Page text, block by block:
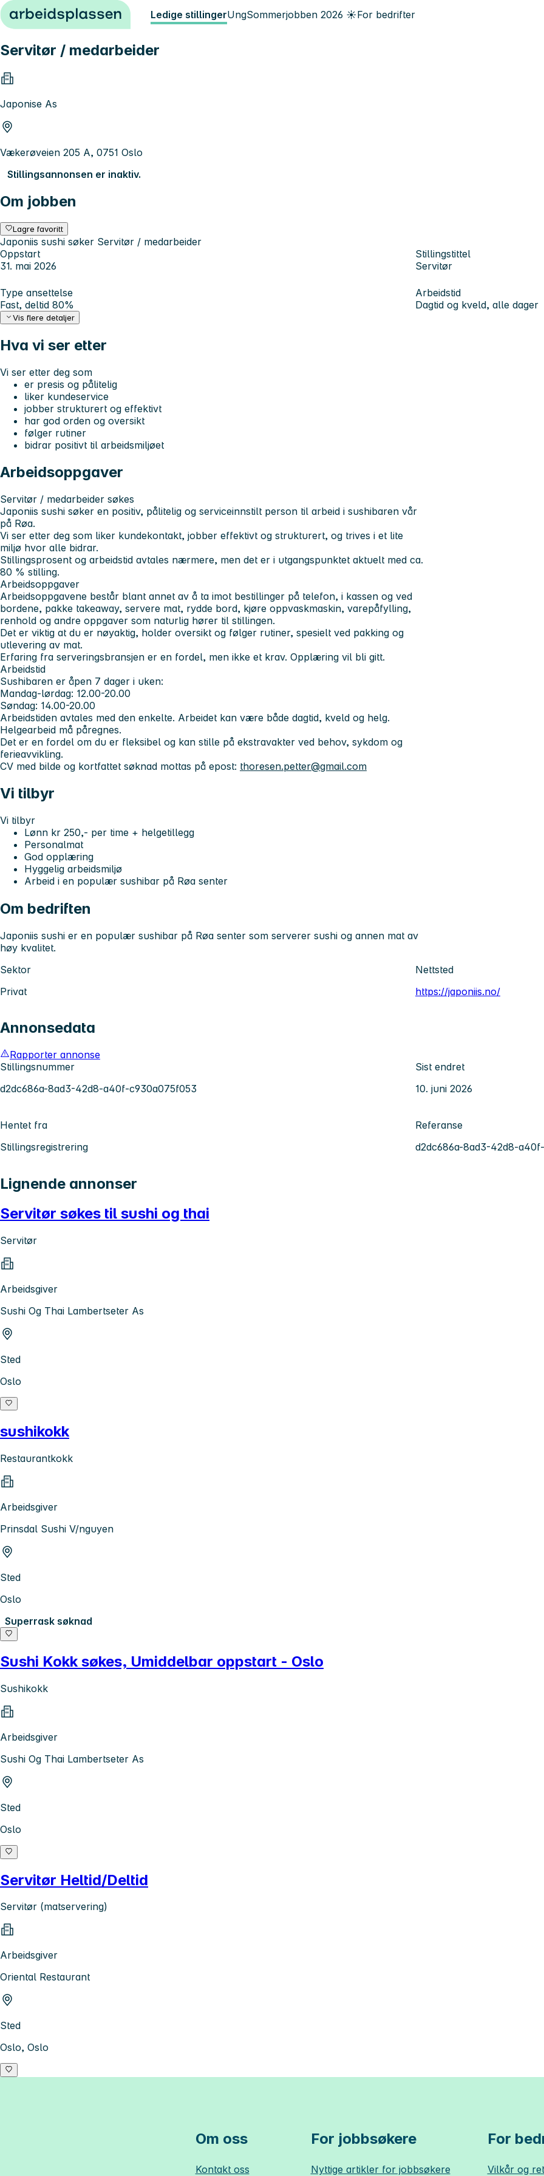
Hopp til innhold Ledige stillingerUngSommerjobben 2026 ☀️For bedrifter
Servitør / medarbeider
Japonise As
Vækerøveien 205 A, 0751 Oslo
Stillingsannonsen er inaktiv.
Om jobben
Lagre favoritt
Japoniis sushi søker Servitør / medarbeider
Oppstart
31. mai 2026
Stillingstittel
Servitør
Type ansettelse
Fast, deltid 80%
Arbeidstid
Dagtid og kveld, alle dager
Vis flere detaljer
Hva vi ser etter
Vi ser etter deg som
er presis og pålitelig
liker kundeservice
jobber strukturert og effektivt
har god orden og oversikt
følger rutiner
bidrar positivt til arbeidsmiljøet
Arbeidsoppgaver
Servitør / medarbeider søkes
Japoniis sushi søker en positiv, pålitelig og serviceinnstilt person til arbeid i sushibaren vår
på Røa.
Vi ser etter deg som liker kundekontakt, jobber effektivt og strukturert, og trives i et lite
miljø hvor alle bidrar.
Stillingsprosent og arbeidstid avtales nærmere, men det er i utgangspunktet aktuelt med ca.
80 % stilling.
Arbeidsoppgaver
Arbeidsoppgavene består blant annet av å ta imot bestillinger på telefon, i kassen og ved
bordene, pakke takeaway, servere mat, rydde bord, kjøre oppvaskmaskin, varepåfylling,
renhold og andre oppgaver som naturlig hører til stillingen.
Det er viktig at du er nøyaktig, holder oversikt og følger rutiner, spesielt ved pakking og
utlevering av mat.
Erfaring fra serveringsbransjen er en fordel, men ikke et krav. Opplæring vil bli gitt.
Arbeidstid
Sushibaren er åpen 7 dager i uken:
Mandag-lørdag: 12.00-20.00
Søndag: 14.00-20.00
Arbeidstiden avtales med den enkelte. Arbeidet kan være både dagtid, kveld og helg.
Helgearbeid må påregnes.
Det er en fordel om du er fleksibel og kan stille på ekstravakter ved behov, sykdom og
ferieavvikling.
CV med bilde og kortfattet søknad mottas på epost: thoresen.petter@gmail.com
Vi tilbyr
Vi tilbyr
Lønn kr 250,- per time + helgetillegg
Personalmat
God opplæring
Hyggelig arbeidsmiljø
Arbeid i en populær sushibar på Røa senter
Om bedriften
Japoniis sushi er en populær sushibar på Røa senter som serverer sushi og annen mat av
høy kvalitet.
Sektor
Privat
Nettsted
https://japoniis.no/
Annonsedata
Rapporter annonse
Stillingsnummer
d2dc686a-8ad3-42d8-a40f-c930a075f053
Sist endret
10. juni 2026
Hentet fra
Stillingsregistrering
Referanse
d2dc686a-8ad3-42d8-
Lignende annonser
Servitør søkes til sushi og thai
Servitør
Arbeidsgiver
Sushi Og Thai Lambertseter As
Sted
Oslo
sushikokk
Restaurantkokk
Arbeidsgiver
Prinsdal Sushi V/nguyen
Sted
Oslo
Superrask søknad
Sushi Kokk søkes, Umiddelbar oppstart - Oslo
Sushikokk
Arbeidsgiver
Sushi Og Thai Lambertseter As
Sted
Oslo
Servitør Heltid/Deltid
Servitør (matservering)
Arbeidsgiver
Oriental Restaurant
Sted
Oslo, Oslo
Om oss
Kontakt oss
For jobbsøkere
Nyttige artikler for jobbsøkere
For
Vilkår og